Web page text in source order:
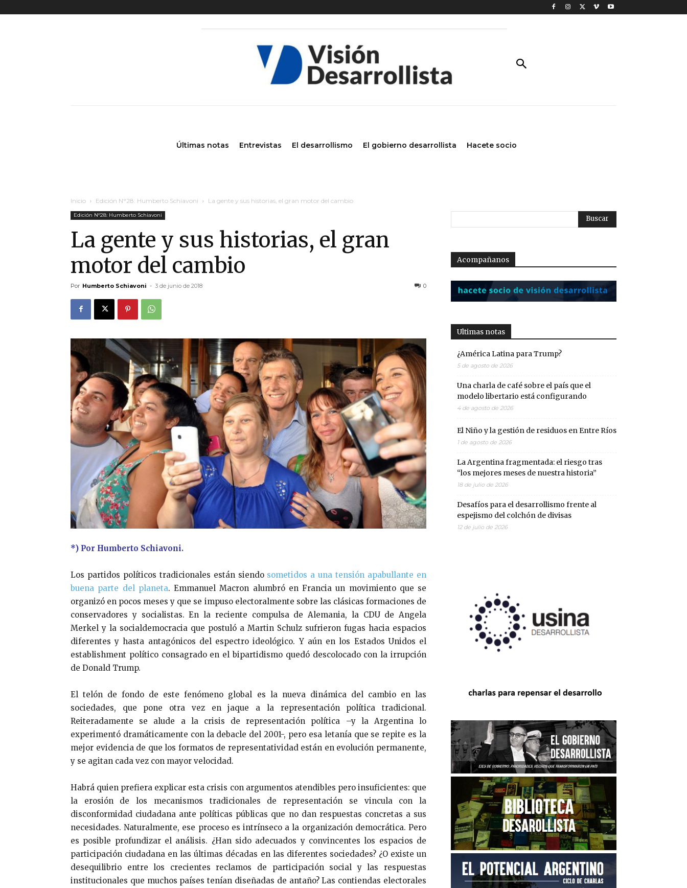
Últimas notas Entrevistas El desarrollismo El gobierno desarrollista Hacete socio
Inicio Edición N°28: Humberto Schiavoni La gente y sus historias, el gran motor del cambio
Edición N°28: Humberto Schiavoni
La gente y sus historias, el gran
motor del cambio
Por Humberto Schiavoni - 3 de junio de 2018 0
*) Por Humberto Schiavoni.
Los partidos políticos tradicionales están siendo sometidos a una tensión apabullante en
buena parte del planeta. Emmanuel Macron alumbró en Francia un movimiento que se
organizó en pocos meses y que se impuso electoralmente sobre las clásicas formaciones de
conservadores y socialistas. En la reciente compulsa de Alemania, la CDU de Angela
Merkel y la socialdemocracia que postuló a Martin Schulz sufrieron fugas hacia espacios
diferentes y hasta antagónicos del espectro ideológico. Y aún en los Estados Unidos el
establishment político consagrado en el bipartidismo quedó descolocado con la irrupción
de Donald Trump.
El telón de fondo de este fenómeno global es la nueva dinámica del cambio en las
sociedades, que pone otra vez en jaque a la representación política tradicional.
Reiteradamente se alude a la crisis de representación política –y la Argentina lo
experimentó dramáticamente con la debacle del 2001-, pero esa letanía que se repite es la
mejor evidencia de que los formatos de representatividad están en evolución permanente,
y se agitan cada vez con mayor velocidad.
Habrá quien prefiera explicar esta crisis con argumentos atendibles pero insuficientes: que
la erosión de los mecanismos tradicionales de representación se vincula con la
disconformidad ciudadana ante políticas públicas que no dan respuestas concretas a sus
necesidades. Naturalmente, ese proceso es intrínseco a la organización democrática. Pero
es posible profundizar el análisis. ¿Han sido adecuados y convincentes los espacios de
participación ciudadana en las últimas décadas en las diferentes sociedades? ¿O existe un
desequilibrio entre los crecientes reclamos de participación social y las respuestas
institucionales que muchos países tenían diseñadas de antaño? Las contiendas electorales
Acompañanos
Ultimas notas
¿América Latina para Trump?
5 de agosto de 2026
Una charla de café sobre el país que el
modelo libertario está configurando
4 de agosto de 2026
El Niño y la gestión de residuos en Entre Ríos
1 de agosto de 2026
La Argentina fragmentada: el riesgo tras
“los mejores meses de nuestra historia”
18 de julio de 2026
Desafíos para el desarrollismo frente al
espejismo del colchón de divisas
12 de julio de 2026